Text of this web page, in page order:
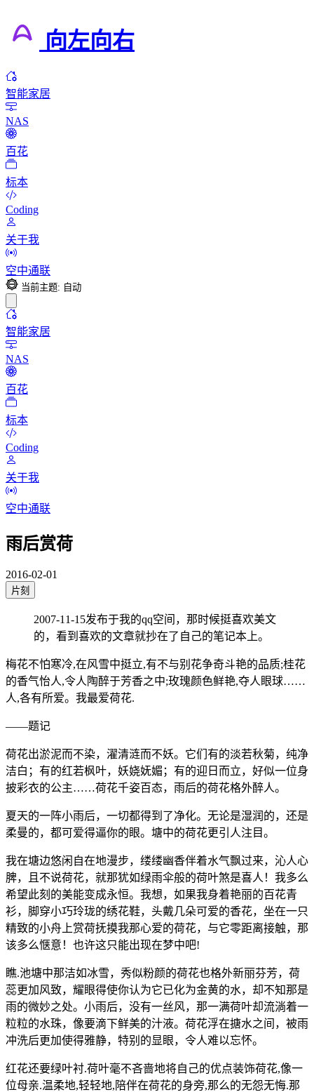
向左向右
智能家居
NAS
百花
标本
Coding
关于我
空中通联
当前主题: 自动
智能家居
NAS
百花
标本
Coding
关于我
空中通联
雨后赏荷
2016-02-01
片刻
2007-11-15发布于我的qq空间，那时候挺喜欢美文
的，看到喜欢的文章就抄在了自己的笔记本上。
梅花不怕寒冷,在风雪中挺立,有不与别花争奇斗艳的品质;桂花
的香气怡人,令人陶醉于芳香之中;玫瑰颜色鲜艳,夺人眼球……
人,各有所爱。我最爱荷花.
——题记
荷花出淤泥而不染，濯清涟而不妖。它们有的淡若秋菊，纯净
洁白；有的红若枫叶，妖娆妩媚；有的迎日而立，好似一位身
披彩衣的公主……荷花千姿百态，雨后的荷花格外醉人。
夏天的一阵小雨后，一切都得到了净化。无论是湿润的，还是
柔曼的，都可爱得逼你的眼。塘中的荷花更引人注目。
我在塘边悠闲自在地漫步，缕缕幽香伴着水气飘过来，沁人心
脾，且不说荷花，就那犹如绿雨伞般的荷叶煞是喜人！我多么
希望此刻的美能变成永恒。我想，如果我身着艳丽的百花青
衫，脚穿小巧玲珑的绣花鞋，头戴几朵可爱的香花，坐在一只
精致的小舟上赏荷抚摸我那心爱的荷花，与它零距离接触，那
该多么惬意！也许这只能出现在梦中吧!
瞧.池塘中那洁如冰雪，秀似粉颜的荷花也格外新丽芬芳，荷
蕊更加风致，耀眼得使你认为它已化为金黄的水，却不知那是
雨的微妙之处。小雨后，没有一丝风，那一满荷叶却流淌着一
粒粒的水珠，像要滴下鲜美的汁液。荷花浮在搪水之间，被雨
冲洗后更加使得雅静，特别的显眼，令人难以忘怀。
红花还要绿叶衬.荷叶毫不吝啬地将自己的优点装饰荷花,像一
位母亲.温柔地,轻轻地,陪伴在荷花的身旁,那么的无怨无悔.那